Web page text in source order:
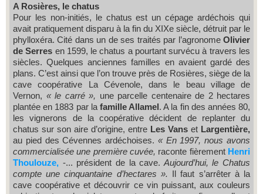
A Rosières, le chatus
Pour les non-initiés, le chatus est un cépage ardéchois qui
avait pratiquement disparu à la fin du XIXe siècle, détruit par le
phylloxéra. Cité dans un de ses traités par l’agronome Olivier
de Serres en 1599, le chatus a pourtant survécu à travers les
siècles. Quelques anciennes familles en avaient gardé des
plans. C’est ainsi que l’on trouve près de Rosières, siège de la
cave coopérative La Cévenole, dans le beau village de
Vernon, « le carré », une parcelle centenaire de 2 hectares
plantée en 1883 par la famille Allamel. A la fin des années 80,
les vignerons de la coopérative décident de replanter du
chatus sur son aire d’origine, entre Les Vans et Largentière,
au pied des Cévennes ardéchoises. « En 1997, nous avons
commercialisée une première cuvée, raconte fièrement Henri
Thoulouze, -... président de la cave. Aujourd’hui, le Chatus
compte une cinquantaine d’hectares ». Il faut s’arrêter à la
cave coopérative et découvrir ce vin puissant, aux couleurs